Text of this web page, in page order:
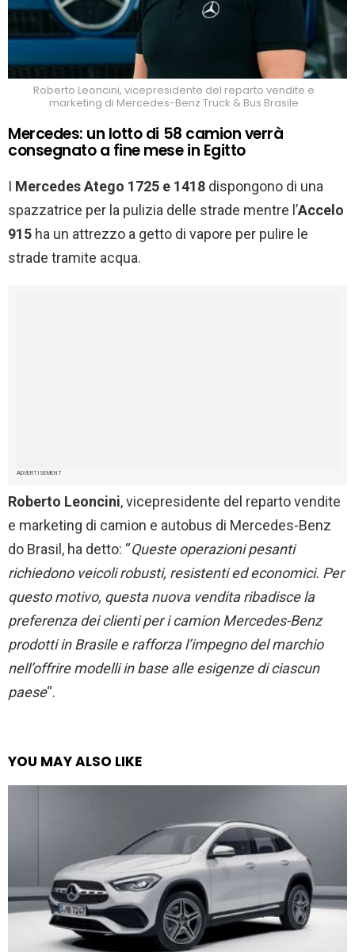
Roberto Leoncini, vicepresidente del reparto vendite e
marketing di Mercedes-Benz Truck & Bus Brasile
Mercedes: un lotto di 58 camion verrà
consegnato a fine mese in Egitto
I Mercedes Atego 1725 e 1418 dispongono di una
spazzatrice per la pulizia delle strade mentre l’Accelo
915 ha un attrezzo a getto di vapore per pulire le
strade tramite acqua.
ADVERTISEMENT
Roberto Leoncini, vicepresidente del reparto vendite
e marketing di camion e autobus di Mercedes-Benz
do Brasil, ha detto: “Queste operazionipesanti
richiedono veicoli robusti, resistenti ed economici. Per
questo motivo, questa nuova vendita ribadisce la
preferenza dei clienti per i camionMercedes-Benz
prodotti in Brasile e rafforza l’impegno del marchio
nell’offrire modelli in base alle esigenze di ciascun
paese“.
YOU MAY ALSO LIKE